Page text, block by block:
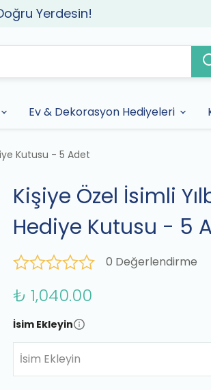
Yerdesin!
Ev & Dekorasyon Hediyeleri
Kutusu - 5 Adet
Kişiye Özel İsimli
Hediye Kutusu - 5
0 Değerlendirme
₺ 1,040.00
İsim Ekleyin
İsim Ekleyin